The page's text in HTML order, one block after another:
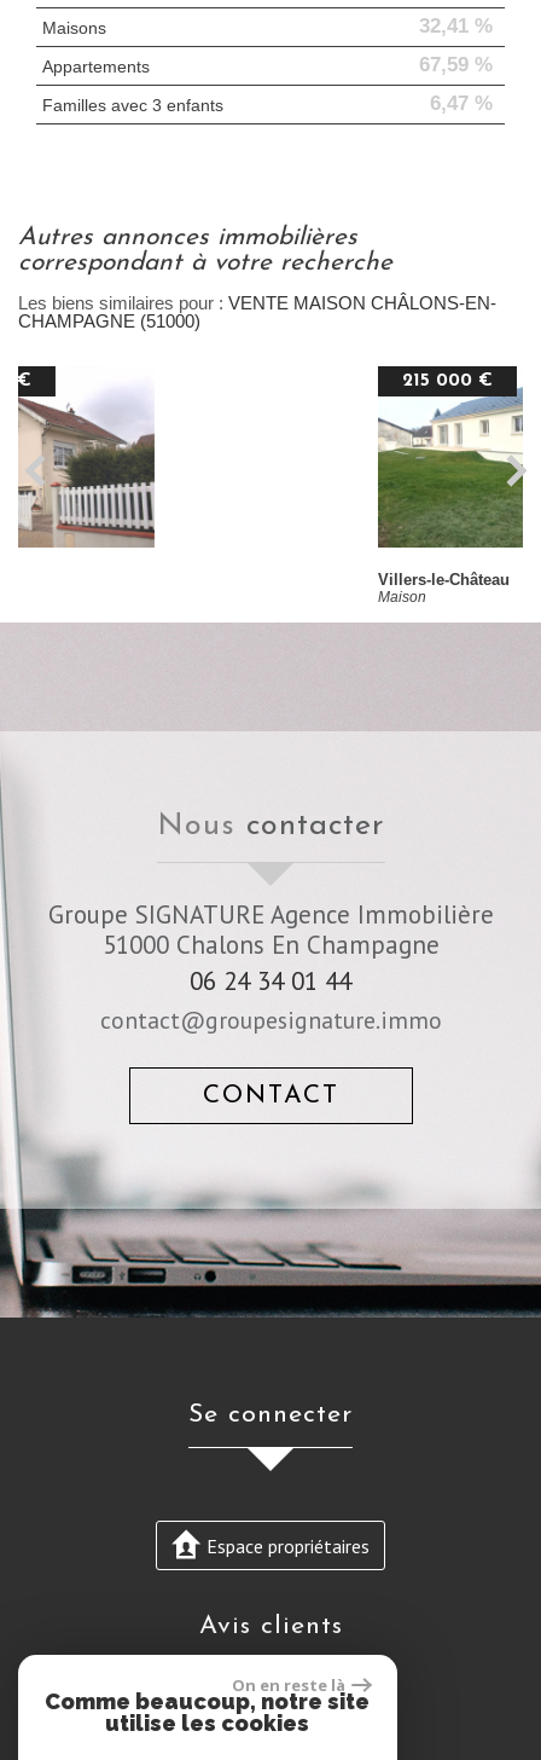
Maisons 32,41 %
Appartements 67,59 %
Familles avec 3 enfants 6,47 %
autres annonces immobilières
correspondant à votre recherche
Les biens similaires pour : VENTE MAISON CHÂLONS-EN-
CHAMPAGNE (51000)
nous contacter
Groupe SIGNATURE Agence Immobilière
51000 Chalons En Champagne
06 24 34 01 44
contact@groupesignature.immo
CONTACT
se connecter
Espace propriétaires
avis clients
On en reste là
Comme beaucoup, notre site
utilise les cookies